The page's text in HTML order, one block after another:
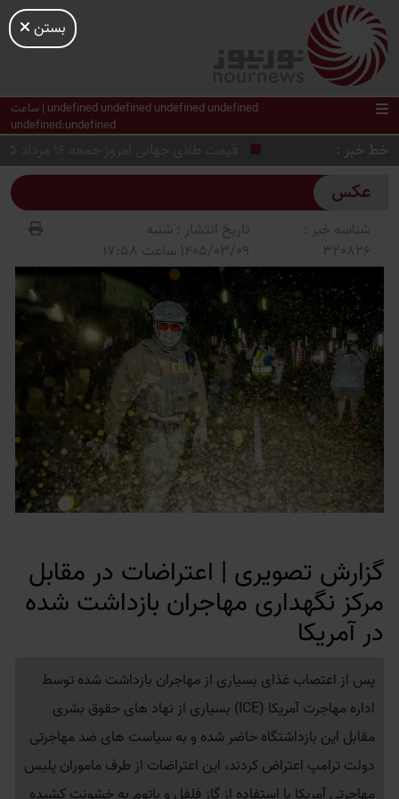
undefined undefined undefined undefined | ساعت
undefined:undefined
خط خبر قیمت طلای جهانی امروز جمعه 16 مرداد 1405 ؛ تحلیل بازار جهانی طلا در هفته آینده
عکس
شناسه خبر :
320826
تاریخ انتشار : شنبه
1405/03/09 ساعت 17:58
گزارش تصویری | اعتراضات در مقابل
مرکز نگهداری مهاجران بازداشت شده
در آمریکا
پس از اعتصاب غذای بسیاری از مهاجران بازداشت شده توسط
اداره مهاجرت آمریکا (ICE) بسیاری از نهاد های حقوق بشری
مقابل این بازداشتگاه حاضر شده و به سیاست های ضد مهاجرتی
دولت ترامپ اعتراض کردند، این اعتراضات از طرف ماموران پلیس
بستن